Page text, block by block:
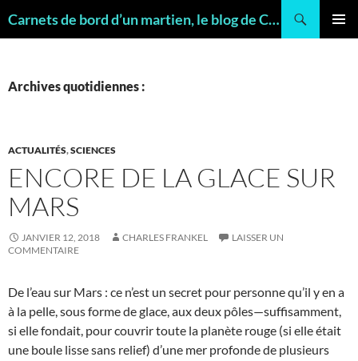
Carnets de bord d’un martien, le blog de Charles FRANKEL, géologue
Archives quotidiennes :
ACTUALITÉS,SCIENCES
ENCORE DE LA GLACE SUR
MARS
JANVIER 12, 2018 CHARLES FRANKEL
LAISSER UN
COMMENTAIRE
De l’eau sur Mars : ce n’est un secret pour personne qu’il y en a
à la pelle, sous forme de glace, aux deux pôles—suffisamment,
si elle fondait, pour couvrir toute la planète rouge (si elle était
une boule lisse sans relief) d’une mer profonde de plusieurs